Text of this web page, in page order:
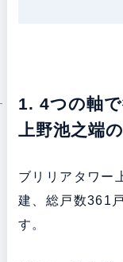
1. 4つの軸
上野池之端
ブリリアタワー
建、総戸数361
す。